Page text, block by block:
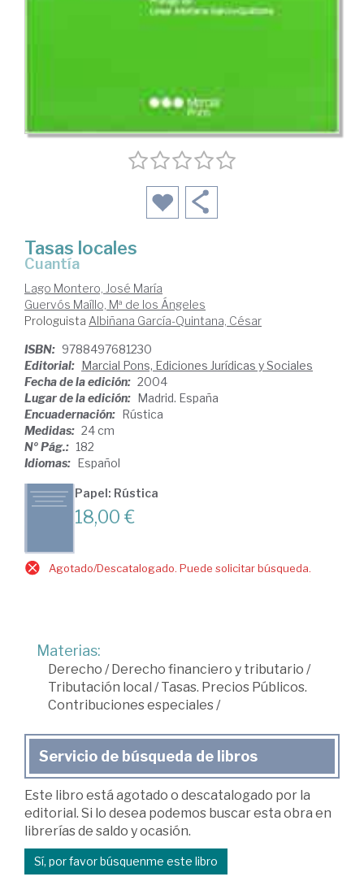
Tasas locales
cuantía
Lago Montero, José María
Guervós Maíllo, Mª de los Ángeles
Prologuista Albiñana García-Quintana, César
ISBN: 9788497681230
Editorial: Marcial Pons, Ediciones Jurídicas y Sociales
Fecha de la edición: 2004
Lugar de la edición: Madrid. España
Encuadernación: Rústica
Medidas: 24 cm
Nº Pág.: 182
Idiomas: Español
Papel: Rústica
18,00 €
Agotado/Descatalogado. Puede solicitar búsqueda.
Materias:
Derecho / Derecho financiero y tributario /
Tributación local /Tasas. Precios Públicos.
Contribuciones especiales/
Servicio de búsqueda de libros
Este libro está agotado o descatalogado por la
editorial. Si lo desea podemos buscar esta obra en
librerías de saldo y ocasión.
Sí, por favor búsquenme este libro